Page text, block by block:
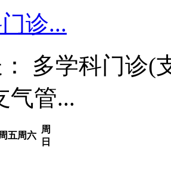
诊...
多学科门诊(
气管...
周五周六
周
日